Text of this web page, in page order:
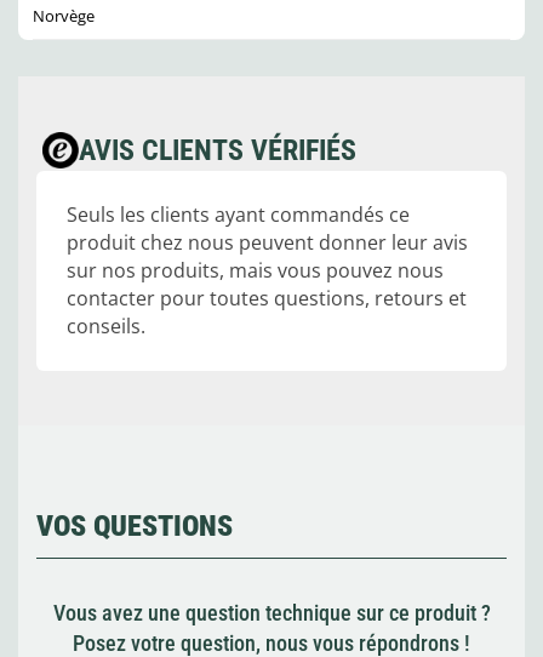
Norvège
AVIS CLIENTS VÉRIFIÉS
Seuls les clients ayant commandés ce
produit chez nous peuvent donner leur avis
sur nos produits, mais vous pouvez nous
contacter pour toutes questions, retours et
conseils.
VOS QUESTIONS
Vous avez une question technique sur ce produit ?
Posez votre question, nous vous répondrons !